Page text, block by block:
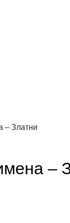
– Златни
–